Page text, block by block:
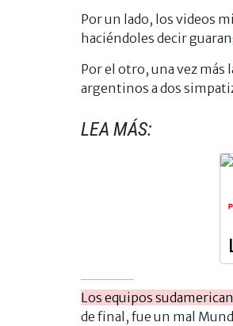
Por un lado, los videos
haciéndoles decir
Por el otro, una vez más
argentinos a dos
LEA MÁS:
Los equipos
de final, fue un mal